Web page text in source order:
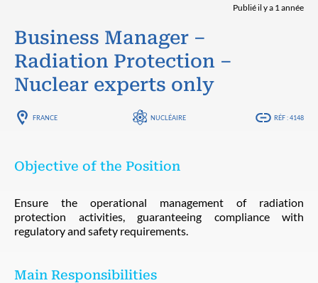
Publié il y a 1 année
Business Manager –
Radiation Protection –
Nuclear experts only
FRANCE NUCLÉAIRE RÉF : 4148
Objective of the Position
Ensure the operational management of radiation
protection activities, guaranteeing compliance with
regulatory and safety requirements.
Main Responsibilities